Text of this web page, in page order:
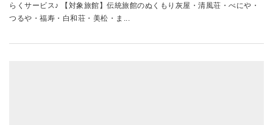
らくサービス♪ 【対象旅館】伝統旅館のぬくもり灰屋・清風荘・べにや・
つるや・福寿・白和荘・美松・ま...